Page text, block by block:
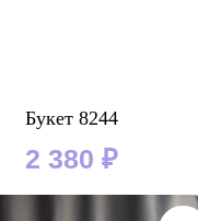
Букет 8244
2 380 ₽